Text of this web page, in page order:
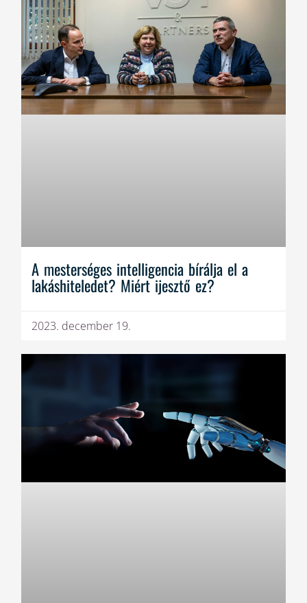
A mesterséges intelligencia bírálja el a
lakáshiteledet? Miért ijesztő ez?
2023. december 19.